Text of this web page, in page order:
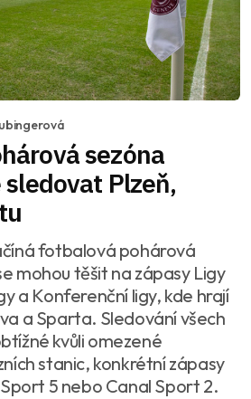
sezóna
Plzeň,
fotbalová pohárová
mohou těšit na zápasy Ligy
a Konferenční ligy, kde hrají
a Sparta. Sledování všech
kvůli omezené
stanic, konkrétní zápasy
5 nebo Canal Sport 2.